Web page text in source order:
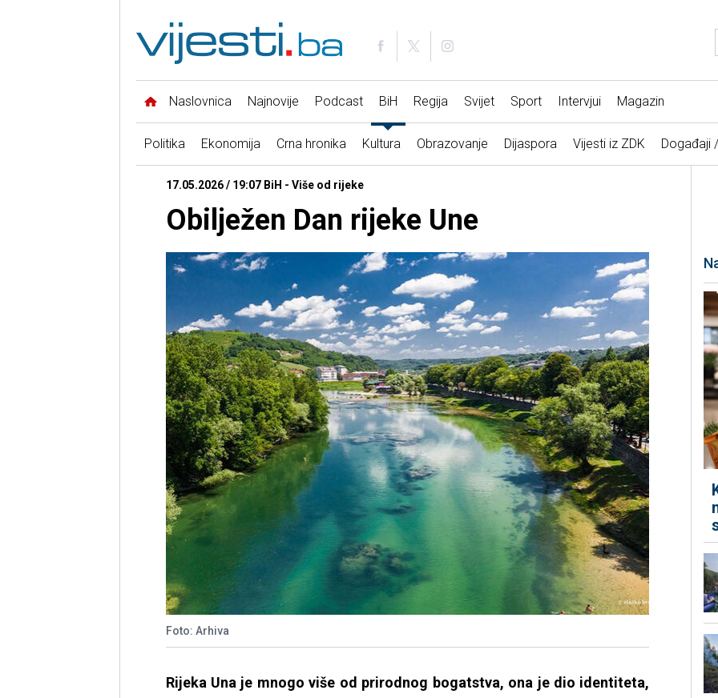
Naslovnica Najnovije Podcast BiH Regija Svijet Sport Intervjui Magazin
Politika Ekonomija Crna hronika Kultura Obrazovanje Dijaspora Vijesti iz ZDK Događaji
17.05.2026 / 19:07 BiH - Više od rijeke
Obilježen Dan rijeke Une
Foto: Arhiva
Rijeka Una je mnogo više od prirodnog bogatstva, ona je dio identiteta,